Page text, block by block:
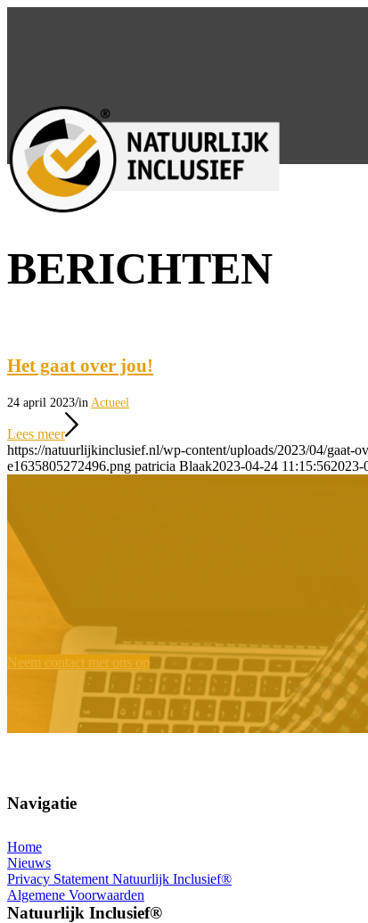
Tag Archief van: download
BERICHTEN
Het gaat over jou!
24 april 2023/in Actueel
Lees meer
https://natuurlijkinclusief.nl/wp-content/uploads/2023/04/gaat-
e1635805272496.png patricia Blaak2023-04-24 11:15:562023-
Neem contact met ons op
Navigatie
Home
Nieuws
Privacy Statement Natuurlijk Inclusief®
Algemene Voorwaarden
Natuurlijk Inclusief®